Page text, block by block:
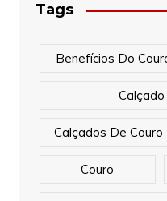
Tags
Benefícios Do
Calçados De Couro
Couro